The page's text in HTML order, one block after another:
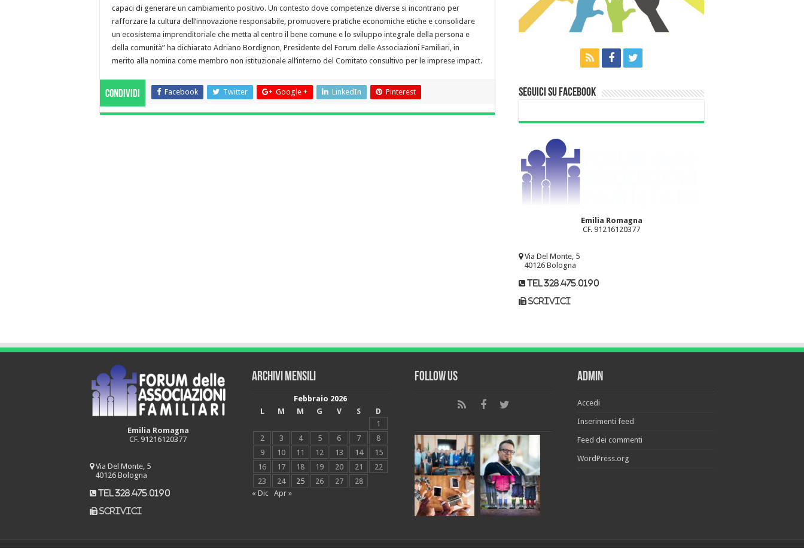
capaci di generare un cambiamento positivo. Un contesto dove competenze diverse si incontrano per
rafforzare la cultura dell’innovazione responsabile, promuovere pratiche economiche etiche e consolidare
un ecosistema imprenditoriale che metta al centro il bene comune e lo sviluppo integrale della persona e
della comunità” ha dichiarato Adriano Bordignon, Presidente del Forum delle Associazioni Familiari, in
merito alla nomina come membro non istituzionale all’interno del Comitato consultivo per le imprese impact.
Condividi Facebook Twitter Google + LinkedIn Pinterest Seguici su Facebook
Emilia Romagna
CF. 91216120377
Via Del Monte, 5
40126 Bologna
tel 328.475.0190
scrivici
Emilia Romagna
CF. 91216120377
Via Del Monte, 5
40126 Bologna
tel 328.475.0190
scrivici
Archivi mensili
Febbraio 2026
L
M M G V S
D
1
2
3 4 5 6 7
8
9
10 11 12 13 14
15
16
17 18 19 20 21
22
23
24 25 26 27
28
« Dic
Apr »
Follow Us Admin
Accedi
Inserimenti feed
Feed dei commenti
WordPress.org